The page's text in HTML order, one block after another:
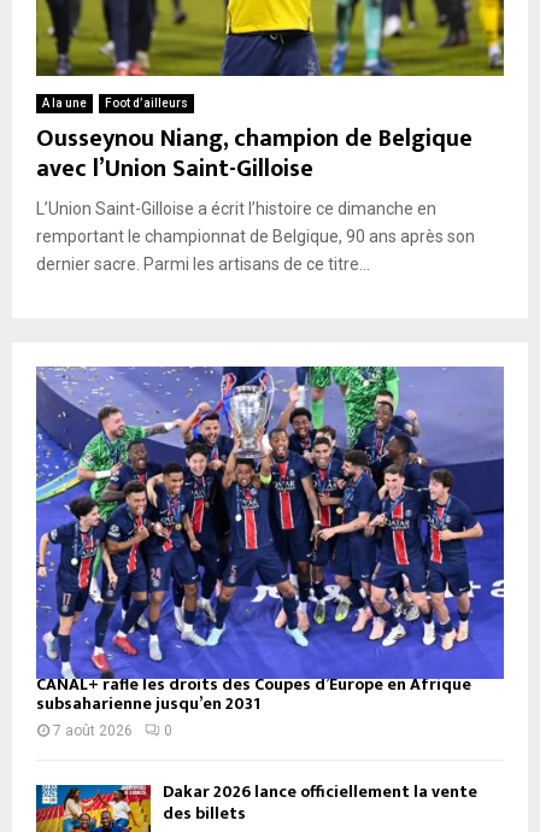
A la une Foot d’ailleurs
Ousseynou Niang, champion de Belgique
avec l’Union Saint-Gilloise
L’Union Saint-Gilloise a écrit l’histoire ce dimanche en
remportant le championnat de Belgique, 90 ans après son
dernier sacre. Parmi les artisans de ce titre...
CANAL+ rafle les droits des Coupes d’Europe en Afrique
subsaharienne jusqu’en 2031
7 août 2026 0
Dakar 2026 lance officiellement la vente
des billets